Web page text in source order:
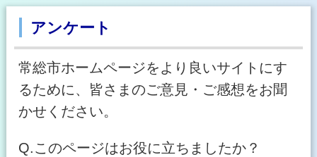
アンケート
常総市ホームページをより良いサイトにす
るために、皆さまのご意見・ご感想をお聞
かせください。
Q.このページはお役に立ちましたか？